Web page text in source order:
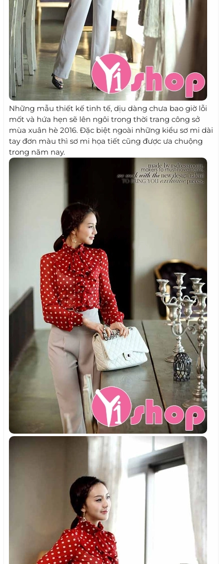
Những mẫu thiết kế tinh tế, dịu dàng chưa bao giờ lỗi
mốt và hứa hẹn sẽ lên ngôi trong thời trang công sở
mùa xuân hè 2016. Đặc biệt ngoài những kiểu sơ mi dài
tay đơn màu thì sơ mi họa tiết cũng được ưa chuộng
trong năm nay.